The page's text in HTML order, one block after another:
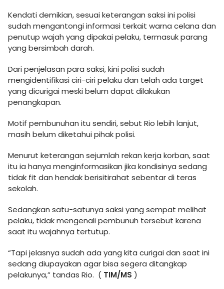
Kendati demikian, sesuai keterangan saksi ini polisi
sudah mengantongi informasi terkait warna celana dan
penutup wajah yang dipakai pelaku, termasuk parang
yang bersimbah darah.
Dari penjelasan para saksi, kini polisi sudah
mengidentifikasi ciri-ciri pelaku dan telah ada target
yang dicurigai meski belum dapat dilakukan
penangkapan.
Motif pembunuhan itu sendiri, sebut Rio lebih lanjut,
masih belum diketahui pihak polisi.
Menurut keterangan sejumlah rekan kerja korban, saat
itu ia hanya menginformasikan jika kondisinya sedang
tidak fit dan hendak berisitirahat sebentar di teras
sekolah.
Sedangkan satu-satunya saksi yang sempat melihat
pelaku, tidak mengenali pembunuh tersebut karena
saat itu wajahnya tertutup.
“Tapi jelasnya sudah ada yang kita curigai dan saat ini
sedang diupayakan agar bisa segera ditangkap
pelakunya,” tandas Rio. ( TIM/MS )